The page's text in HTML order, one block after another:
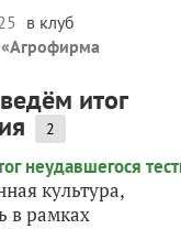
в клуб
итог
2
культура,
в рамках